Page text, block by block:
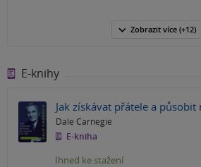
Zobrazit více(+12)
E-knihy
Jak získávat přátele a působit
Dale Carnegie
E-kniha
Ihned ke stažení